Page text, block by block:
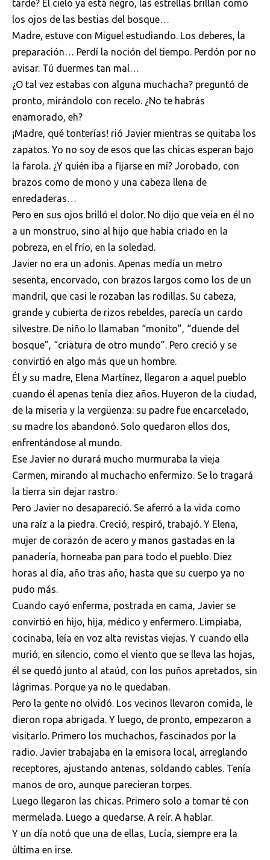
tarde? El cielo ya está negro, las estrellas brillan como
los ojos de las bestias del bosque…
Madre, estuve con Miguel estudiando. Los deberes, la
preparación… Perdí la noción del tiempo. Perdón por no
avisar. Tú duermes tan mal…
¿O tal vez estabas con alguna muchacha? preguntó de
pronto, mirándolo con recelo. ¿No te habrás
enamorado, eh?
¡Madre, qué tonterías! rió Javier mientras se quitaba los
zapatos. Yo no soy de esos que las chicas esperan bajo
la farola. ¿Y quién iba a fijarse en mí? Jorobado, con
brazos como de mono y una cabeza llena de
enredaderas…
Pero en sus ojos brilló el dolor. No dijo que veía en él no
a un monstruo, sino al hijo que había criado en la
pobreza, en el frío, en la soledad.
Javier no era un adonis. Apenas medía un metro
sesenta, encorvado, con brazos largos como los de un
mandril, que casi le rozaban las rodillas. Su cabeza,
grande y cubierta de rizos rebeldes, parecía un cardo
silvestre. De niño lo llamaban “monito”, “duende del
bosque”, “criatura de otro mundo”. Pero creció y se
convirtió en algo más que un hombre.
Él y su madre, Elena Martínez, llegaron a aquel pueblo
cuando él apenas tenía diez años. Huyeron de la ciudad,
de la miseria y la vergüenza: su padre fue encarcelado,
su madre los abandonó. Solo quedaron ellos dos,
enfrentándose al mundo.
Ese Javier no durará mucho murmuraba la vieja
Carmen, mirando al muchacho enfermizo. Se lo tragará
la tierra sin dejar rastro.
Pero Javier no desapareció. Se aferró a la vida como
una raíz a la piedra. Creció, respiró, trabajó. Y Elena,
mujer de corazón de acero y manos gastadas en la
panadería, horneaba pan para todo el pueblo. Diez
horas al día, año tras año, hasta que su cuerpo ya no
pudo más.
Cuando cayó enferma, postrada en cama, Javier se
convirtió en hijo, hija, médico y enfermero. Limpiaba,
cocinaba, leía en voz alta revistas viejas. Y cuando ella
murió, en silencio, como el viento que se lleva las hojas,
él se quedó junto al ataúd, con los puños apretados, sin
lágrimas. Porque ya no le quedaban.
Pero la gente no olvidó. Los vecinos llevaron comida, le
dieron ropa abrigada. Y luego, de pronto, empezaron a
visitarlo. Primero los muchachos, fascinados por la
radio. Javier trabajaba en la emisora local, arreglando
receptores, ajustando antenas, soldando cables. Tenía
manos de oro, aunque parecieran torpes.
Luego llegaron las chicas. Primero solo a tomar té con
mermelada. Luego a quedarse. A reír. A hablar.
Y un día notó que una de ellas, Lucía, siempre era la
última en irse.